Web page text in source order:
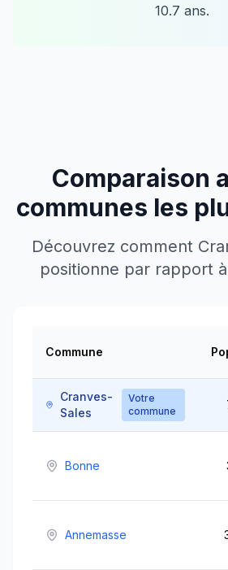
10.7 ans.
Comparaison
communes les
Découvrez comment
positionne par rapport
Commune
Cranves-
Sales
Votre
commune
Bonne
Annemasse